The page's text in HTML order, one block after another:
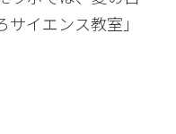
イエンス教室」